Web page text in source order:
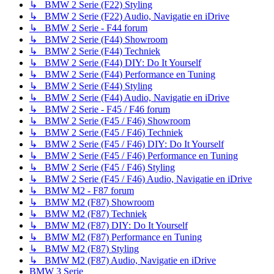
↳ BMW 2 Serie (F22) Styling
↳ BMW 2 Serie (F22) Audio, Navigatie en iDrive
↳ BMW 2 Serie - F44 forum
↳ BMW 2 Serie (F44) Showroom
↳ BMW 2 Serie (F44) Techniek
↳ BMW 2 Serie (F44) DIY: Do It Yourself
↳ BMW 2 Serie (F44) Performance en Tuning
↳ BMW 2 Serie (F44) Styling
↳ BMW 2 Serie (F44) Audio, Navigatie en iDrive
↳ BMW 2 Serie - F45 / F46 forum
↳ BMW 2 Serie (F45 / F46) Showroom
↳ BMW 2 Serie (F45 / F46) Techniek
↳ BMW 2 Serie (F45 / F46) DIY: Do It Yourself
↳ BMW 2 Serie (F45 / F46) Performance en Tuning
↳ BMW 2 Serie (F45 / F46) Styling
↳ BMW 2 Serie (F45 / F46) Audio, Navigatie en iDrive
↳ BMW M2 - F87 forum
↳ BMW M2 (F87) Showroom
↳ BMW M2 (F87) Techniek
↳ BMW M2 (F87) DIY: Do It Yourself
↳ BMW M2 (F87) Performance en Tuning
↳ BMW M2 (F87) Styling
↳ BMW M2 (F87) Audio, Navigatie en iDrive
BMW 3 Serie